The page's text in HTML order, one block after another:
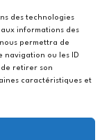
des technologies
informations des
permettra de
navigation ou les ID
retirer son
caractéristiques et